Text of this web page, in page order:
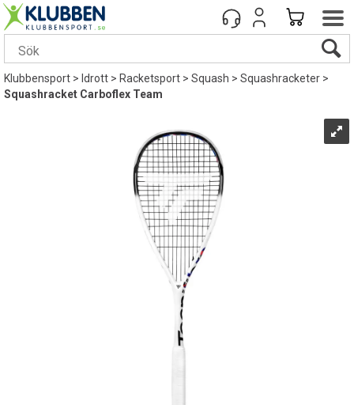
Klubbensport> Idrott>Racketsport>Squash>Squashracketer>
Squashracket Carboflex Team